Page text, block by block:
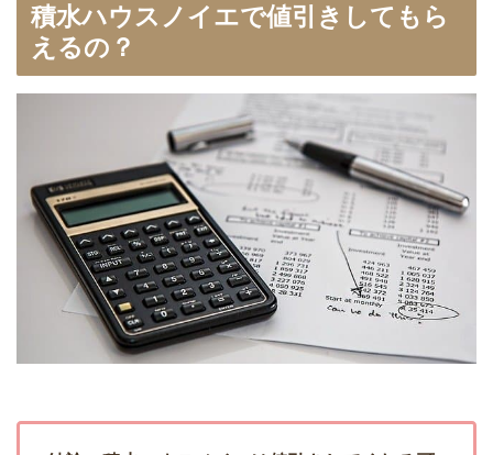
積水ハウスノイエで値引きしてもら
えるの？